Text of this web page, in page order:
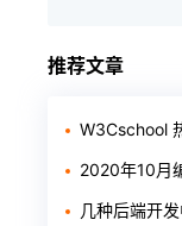
推荐文章
W3Cschool 热
2020年10月
几种后端开发